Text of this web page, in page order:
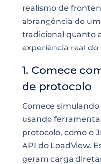
realismo de
abrangência de
tradicional quanto
experiência real do
1. Comece
de protocolo
Comece
usando
protocolo, como o
API do LoadView.
geram carga